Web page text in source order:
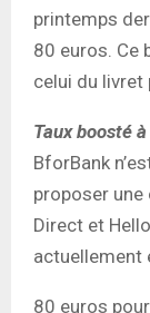
printemps
80 euros. Ce
celui du livret
Taux boosté
BforBank
proposer une
Direct et
actuellement
80 euros